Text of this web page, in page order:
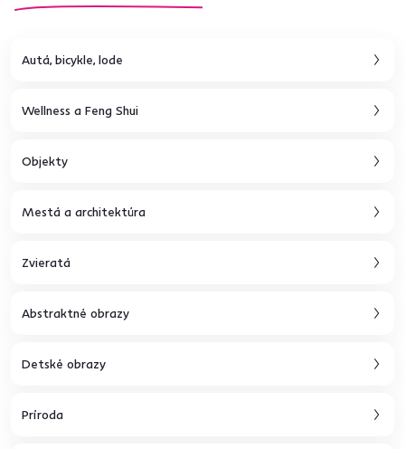
Autá, bicykle, lode
Wellness a Feng Shui
Objekty
Mestá a architektúra
Zvieratá
Abstraktné obrazy
Detské obrazy
Príroda